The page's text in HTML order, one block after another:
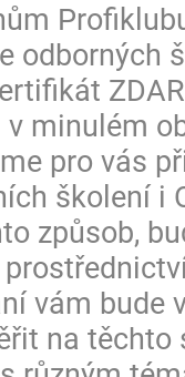
odborných
v minulém
pro vás
školení i
způsob,
vám bude
na